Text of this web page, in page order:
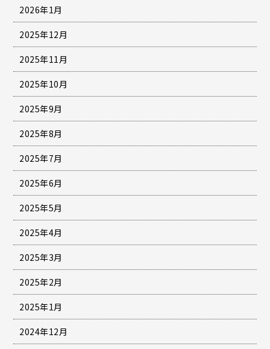
2026年1月
2025年12月
2025年11月
2025年10月
2025年9月
2025年8月
2025年7月
2025年6月
2025年5月
2025年4月
2025年3月
2025年2月
2025年1月
2024年12月